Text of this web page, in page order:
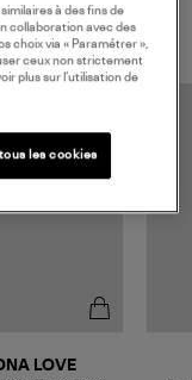
LOVE
à des fins de
collaboration avec des
choix via « Paramétrer »,
ceux non strictement
plus sur l’utilisation de
les cookies